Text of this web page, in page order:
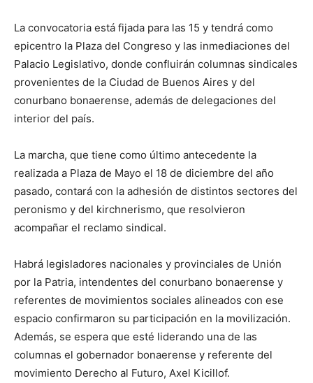
La convocatoria está fijada para las 15 y tendrá como
epicentro la Plaza del Congreso y las inmediaciones del
Palacio Legislativo, donde confluirán columnas sindicales
provenientes de la Ciudad de Buenos Aires y del
conurbano bonaerense, además de delegaciones del
interior del país.
La marcha, que tiene como último antecedente la
realizada a Plaza de Mayo el 18 de diciembre del año
pasado, contará con la adhesión de distintos sectores del
peronismo y del kirchnerismo, que resolvieron
acompañar el reclamo sindical.
Habrá legisladores nacionales y provinciales de Unión
por la Patria, intendentes del conurbano bonaerense y
referentes de movimientos sociales alineados con ese
espacio confirmaron su participación en la movilización.
Además, se espera que esté liderando una de las
columnas el gobernador bonaerense y referente del
movimiento Derecho al Futuro, Axel Kicillof.